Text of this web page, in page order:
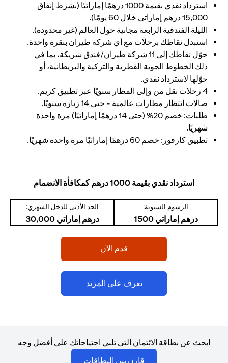
استرداد نقدي بقيمة 1000 درهمًا إماراتيًا (بشرط إنفاق
15,000 درهم إماراتي خلال 60 يومًا).
الليلة الفندقية الرابعة مجانية حول العالم (غير محدودة).
استبدل نقاطك برحلات مع أي شركة طيران بنقرة واحدة.
حوّل نقاطك إلى 11 شركة طيران/فندق شريكة، بما في
ذلك الخطوط الجوية القطرية والتركية والبريطانية، أو
حوّلها لاسترداد نقدي.
4 رحلات نقل من وإلى المطار سنويًا عبر تطبيق كريم.
صالات انتظار مطارات عالمية - حتى 14 زيارة سنويًا.
طلبات: خصم 20% (حتى 14 درهمًا إماراتيًا) مرة واحدة
شهريًا.
تطبيق كارفور: خصم 60 درهمًا إماراتيًا مرة واحدة شهريًا.
استرداد نقدي بقيمة 1000 درهم كمكافأة الانضمام
الرسوم السنوية:
درهم إماراتي 1500
الحد الأدنى للدخل الشهري:
درهم إماراتي 30,000
قدم الآن
تعرف على المزيد
ابحث عن بطاقة الائتمان التي تلبي احتياجاتك على أفضل وجه
قارن بين البطاقات